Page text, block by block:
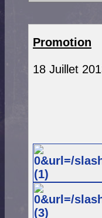
Promotion
18 Juillet